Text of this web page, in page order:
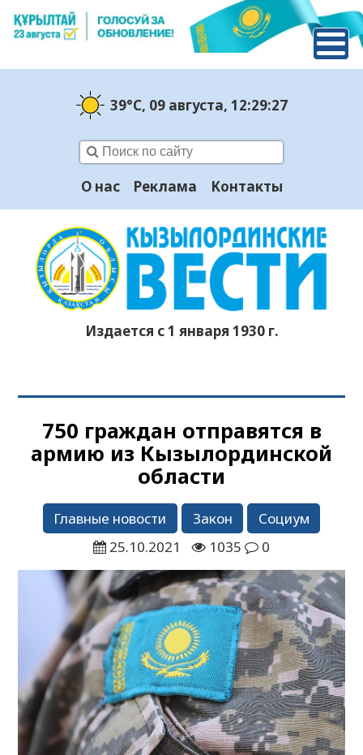
39°C, 09 августа, 12:29:28
О нас Реклама Контакты
Издается с 1 января 1930 г.
750 граждан отправятся в
армию из Кызылординской
области
Главные новости Закон
Социум
25.10.2021
1035 0